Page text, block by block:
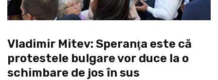
Vladimir Mitev: Speranţa este că
protestele bulgare vor duce la o
schimbare de jos în sus